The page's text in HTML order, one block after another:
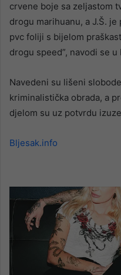
crvene boje sa zeljastom
drogu marihuanu, a J.Š.
pvc foliji s bijelom
drogu speed”, navodi se
Navedeni su lišeni
kriminalistička obrada, a
djelom su uz potvrdu
Bljesak.info